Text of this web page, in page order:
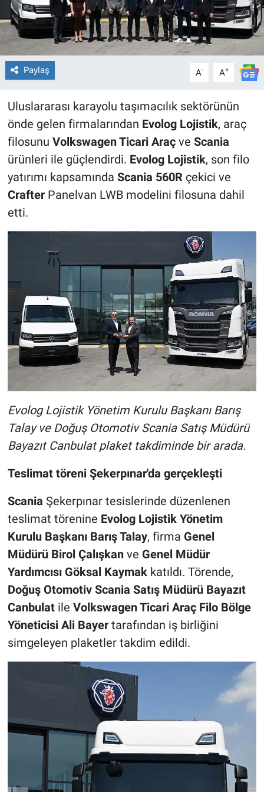
Paylaş A- A+
Uluslararası karayolu taşımacılık sektörünün
önde gelen firmalarından Evolog Lojistik, araç
filosunu Volkswagen Ticari Araçve Scania
ürünleri ile güçlendirdi. Evolog Lojistik, son filo
yatırımı kapsamında Scania 560R çekici ve
CrafterPanelvan LWB modelini filosuna dahil
etti.
Evolog Lojistik Yönetim Kurulu Başkanı Barış
Talay ve Doğuş Otomotiv Scania Satış Müdürü
Bayazıt Canbulat plaket takdiminde bir arada.
Teslimat töreni Şekerpınar'da gerçekleşti
Scania Şekerpınar tesislerinde düzenlenen
teslimat törenine Evolog Lojistik Yönetim
Kurulu Başkanı Barış Talay, firma Genel
Müdürü Birol Çalışkanve Genel Müdür
Yardımcısı Göksal Kaymakkatıldı. Törende,
Doğuş Otomotiv Scania Satış Müdürü Bayazıt
Canbulatile Volkswagen Ticari Araç Filo Bölge
Yöneticisi Ali Bayertarafından iş birliğini
simgeleyen plaketler takdim edildi.